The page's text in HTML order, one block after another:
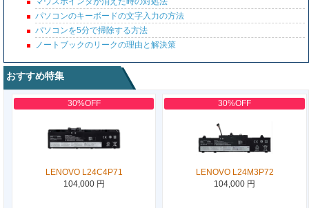
パソコンのキーボードの文字入力の方法
パソコンを5分で掃除する方法
ノートブックのリークの理由と解決策
おすすめ特集
30%OFF
LENOVO L24C4P71
104,000 円
30%OFF
LENOVO L24M3P72
104,000 円